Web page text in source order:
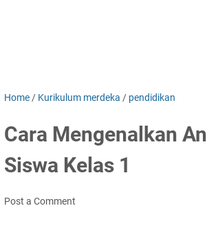
Home / Kurikulum merdeka / pendidikan
Cara Mengenalkan
Siswa Kelas 1
Post a Comment